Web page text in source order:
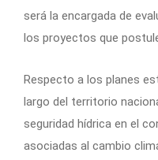
será la encargada de
los proyectos que
Respecto a los planes
largo del territorio
seguridad hídrica en el
asociadas al cambio